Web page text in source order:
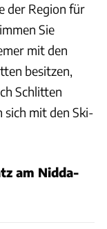
der Region für
Sie
mit den
besitzen,
Schlitten
sich mit den Ski-
am Nidda-